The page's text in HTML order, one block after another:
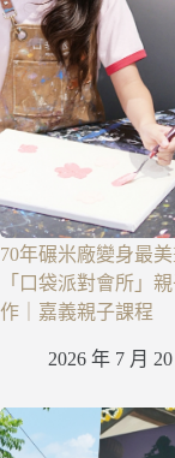
70年碾米廠變身最
「口袋派對會所」
作｜嘉義親子課程
2026 年 7 月 20